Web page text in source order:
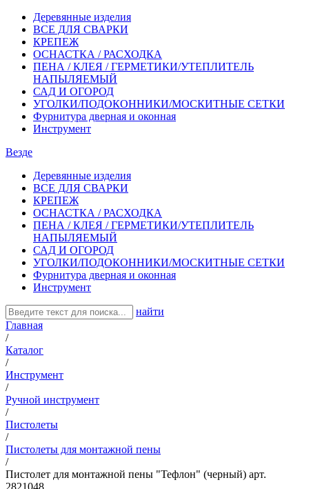
Деревянные изделия
ВСЕ ДЛЯ СВАРКИ
КРЕПЕЖ
ОСНАСТКА / РАСХОДКА
ПЕНА / КЛЕЯ / ГЕРМЕТИКИ/УТЕПЛИТЕЛЬ
НАПЫЛЯЕМЫЙ
САД И ОГОРОД
УГОЛКИ/ПОДОКОННИКИ/МОСКИТНЫЕ СЕТКИ
Фурнитура дверная и оконная
Инструмент
Везде
Деревянные изделия
ВСЕ ДЛЯ СВАРКИ
КРЕПЕЖ
ОСНАСТКА / РАСХОДКА
ПЕНА / КЛЕЯ / ГЕРМЕТИКИ/УТЕПЛИТЕЛЬ
НАПЫЛЯЕМЫЙ
САД И ОГОРОД
УГОЛКИ/ПОДОКОННИКИ/МОСКИТНЫЕ СЕТКИ
Фурнитура дверная и оконная
Инструмент
найти
Главная
/
Каталог
/
Инструмент
/
Ручной инструмент
/
Пистолеты
/
Пистолеты для монтажной пены
/
Пистолет для монтажной пены "Тефлон" (черный) арт.
2821048